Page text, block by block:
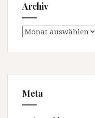
Archiv
Archiv
Meta